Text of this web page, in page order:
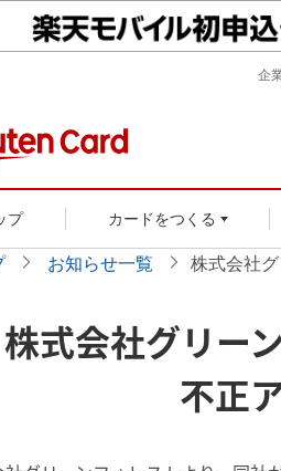
企
プ カードをつくる
お知らせ一覧 株式会社
株式会社グリー
不正